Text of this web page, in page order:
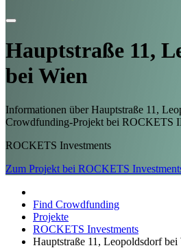
Hauptstraße 11,
bei Wien
Informationen über Hauptstraße 11,
Crowdfunding-Projekt bei ROCKETS
ROCKETS Investments
Zum Projekt bei ROCKETS
Find Crowdfunding
Projekte
ROCKETS Investments
Hauptstraße 11, Leopoldsdorf bei